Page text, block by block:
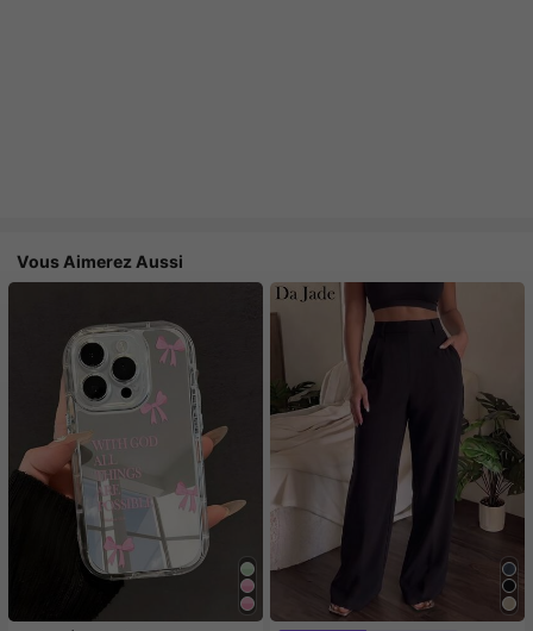
Vous Aimerez Aussi